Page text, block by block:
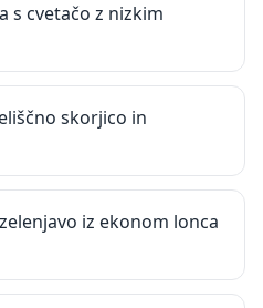
s cvetačo z nizkim
skorjico in
iz ekonom lonca